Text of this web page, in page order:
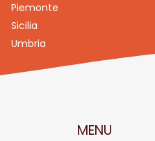
Piemonte
Sicilia
Umbria
MENU